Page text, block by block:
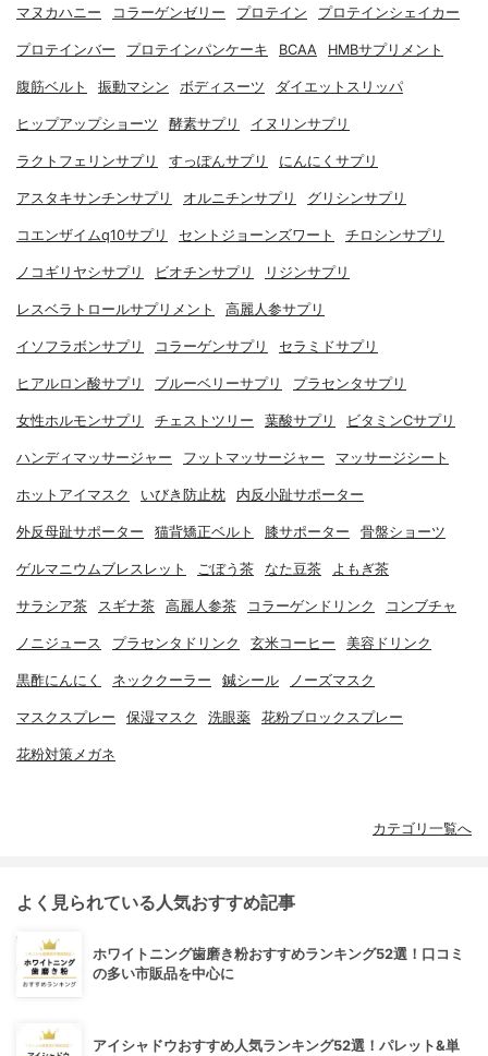
マヌカハニー コラーゲンゼリー プロテイン プロテインシェイカー
プロテインバー プロテインパンケーキ BCAA HMBサプリメント
腹筋ベルト 振動マシン ボディスーツ ダイエットスリッパ
ヒップアップショーツ 酵素サプリ イヌリンサプリ
ラクトフェリンサプリ すっぽんサプリ にんにくサプリ
アスタキサンチンサプリ オルニチンサプリ グリシンサプリ
コエンザイムq10サプリ セントジョーンズワート チロシンサプリ
ノコギリヤシサプリ ビオチンサプリ リジンサプリ
レスベラトロールサプリメント 高麗人参サプリ
イソフラボンサプリ コラーゲンサプリ セラミドサプリ
ヒアルロン酸サプリ ブルーベリーサプリ プラセンタサプリ
女性ホルモンサプリ チェストツリー 葉酸サプリ ビタミンCサプリ
ハンディマッサージャー フットマッサージャー マッサージシート
ホットアイマスク いびき防止枕 内反小趾サポーター
外反母趾サポーター 猫背矯正ベルト 膝サポーター 骨盤ショーツ
ゲルマニウムブレスレット ごぼう茶 なた豆茶 よもぎ茶
サラシア茶 スギナ茶 高麗人参茶 コラーゲンドリンク コンブチャ
ノニジュース プラセンタドリンク 玄米コーヒー 美容ドリンク
黒酢にんにく ネッククーラー 鍼シール ノーズマスク
マスクスプレー 保湿マスク 洗眼薬 花粉ブロックスプレー
花粉対策メガネ
カテゴリ一覧へ
よく見られている人気おすすめ記事
ホワイトニング歯磨き粉おすすめランキング52選！口コミ
の多い市販品を中心に
アイシャドウおすすめ人気ランキング52選！パレット&単